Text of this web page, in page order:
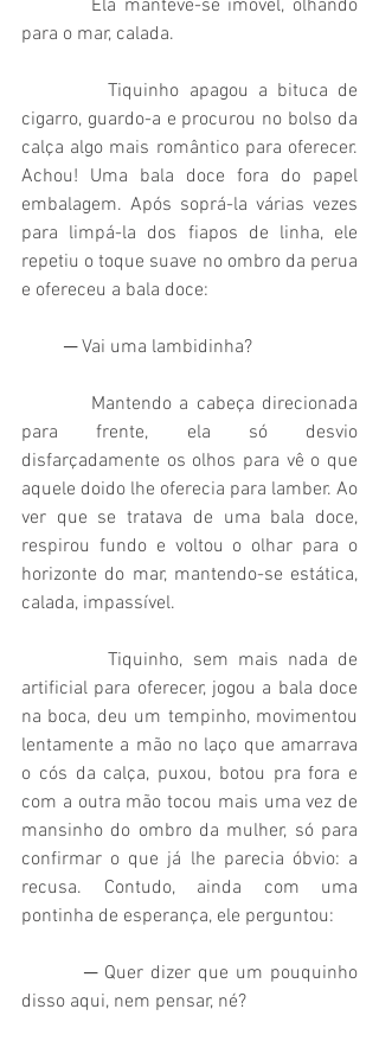
para o mar, calada.
         Tiquinho apagou a bituca de
cigarro, guardo-a e procurou no bolso da
calça algo mais romântico para oferecer.
Achou! Uma bala doce fora do papel
embalagem. Após soprá-la várias vezes
para limpá-la dos fiapos de linha, ele
repetiu o toque suave no ombro da perua
e ofereceu a bala doce:
         ─ Vai uma lambidinha?
para frente, ela só desvio
disfarçadamente os olhos para vê o que
aquele doido lhe oferecia para lamber. Ao
ver que se tratava de uma bala doce,
respirou fundo e voltou o olhar para o
horizonte do mar, mantendo-se estática,
calada, impassível.
         Tiquinho, sem mais nada de
artificial para oferecer, jogou a bala doce
na boca, deu um tempinho, movimentou
lentamente a mão no laço que amarrava
o cós da calça, puxou, botou pra fora e
com a outra mão tocou mais uma vez de
mansinho do ombro da mulher, só para
confirmar o que já lhe parecia óbvio: a
recusa. Contudo, ainda com uma
pontinha de esperança, ele perguntou:
         ─ Quer dizer que um pouquinho
disso aqui, nem pensar, né?